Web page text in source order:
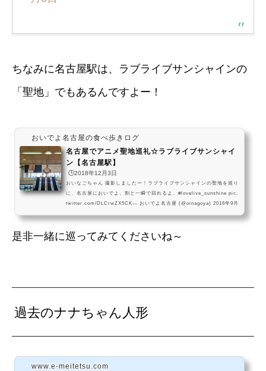
ちなみに名古屋駅は、ラブライブサンシャインの
「聖地」でもあるんですよー！
おいでよ名古屋の食べ歩きログ
名古屋でアニメ聖地巡礼☆ラブライブサンシャイ
ン【名古屋駅】
🕒️2018年12月3日
おいなごちゃん 撮影しましたー！ラブライブサンシャインの聖地を巡り
に、名古屋においでよ。割と一瞬で回れるよ。#lovelive_sunshine pic.
twitter.com/DLCrwZX5CK— おいでよ名古屋 (@oinagoya) 2016年9月
8年までに撤去予定？)」と、駅構内の「金時計」駅西側の「ビックカメ
是非一緒に巡ってみてくださいね～
過去のナナちゃん人形
www.e-meitetsu.com